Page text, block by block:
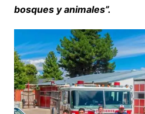
bosques y animales”.